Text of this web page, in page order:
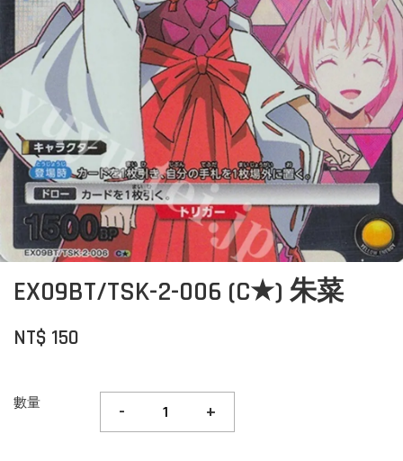
EX09BT/TSK-2-006 (C★) 朱菜
NT$ 150
數量 - +